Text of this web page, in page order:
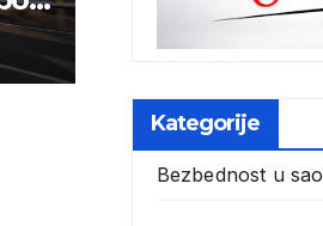
Kategorije
Bezbednost u